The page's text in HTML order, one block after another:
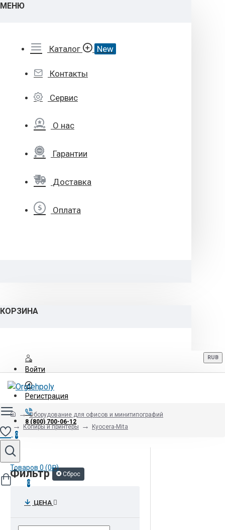
МЕНЮ
Каталог New
Контакты
Сервис
О нас
Гарантии
Доставка
Оплата
КОРЗИНА
Войти
Регистрация
8 (800) 700-06-12
RUB
0
Товаров 0 (0₽)
0
Оборудование для офисов и минитипографий
Копиры и принтеры
Kyocera-Mita
Фильтр Сброс
ЦЕНА